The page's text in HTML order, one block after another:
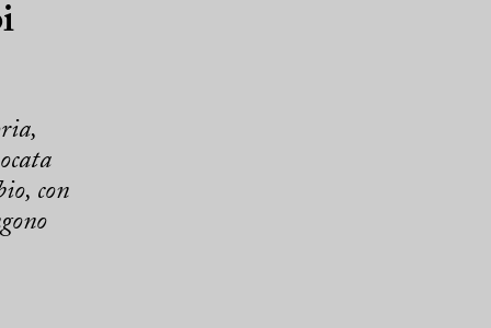
con